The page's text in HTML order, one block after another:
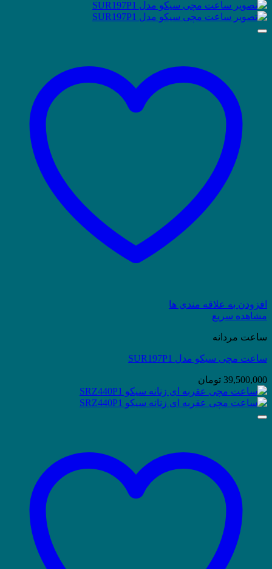
افزودن به علاقه مندی ها
مشاهده سریع
ساعت مردانه
ساعت مچی سیکو مدل SUR197P1
39,500,000 تومان